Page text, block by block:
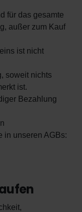
für das gesamte
außer zum Kauf
ist nicht
soweit nichts
ist.
Bezahlung
in unseren AGBs: